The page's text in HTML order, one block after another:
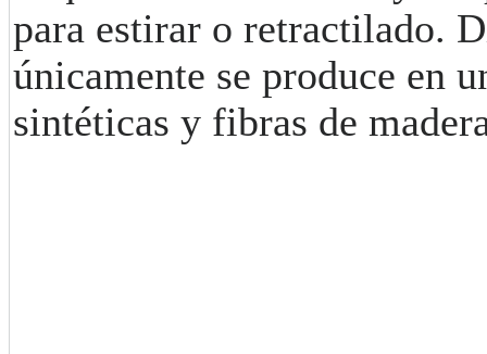
para estirar o retractilado.
únicamente se produce en
sintéticas y fibras de